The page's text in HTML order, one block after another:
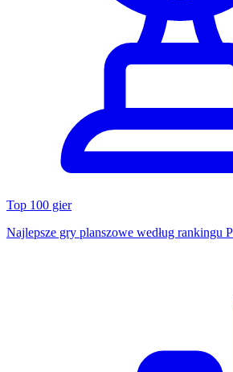
Top 100 gier
Najlepsze gry planszowe według rankingu